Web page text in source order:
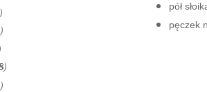
pół
pęczek